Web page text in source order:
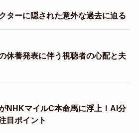
ターに隠された意外な過去に迫る
休養発表に伴う視聴者の心配と夫
NHKマイルC本命馬に浮上！AI分
目ポイント